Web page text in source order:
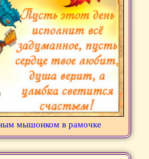
мышонком в рамочке